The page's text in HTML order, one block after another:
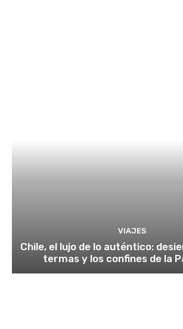
VIAJES
Chile, el lujo de lo auténtico:
termas y los confines de la